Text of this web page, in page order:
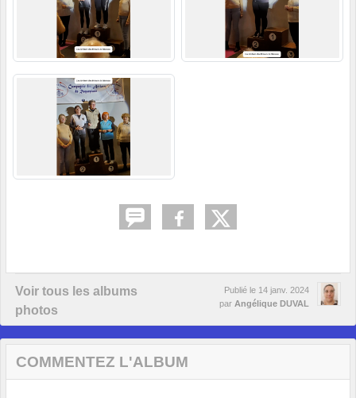
Voir tous les albums
photos
Publié le 14 janv. 2024
par Angélique DUVAL
COMMENTEZ L'ALBUM